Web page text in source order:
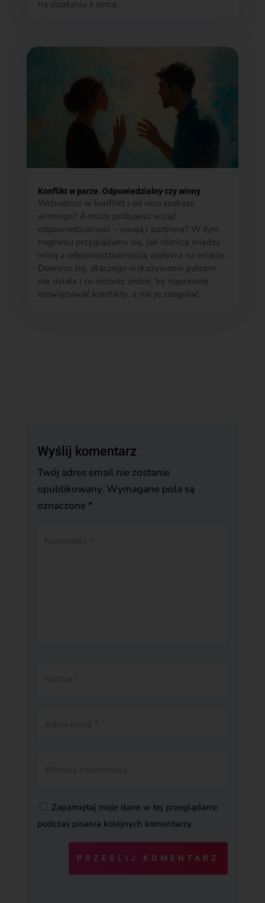
na działaniu z serca.
Konflikt w parze. Odpowiedzialny czy winny
Wchodzisz w konflikt i od razu szukasz
winnego? A może próbujesz wziąć
odpowiedzialność – swoją i partnera? W tym
nagraniu przyglądamy się, jak różnica między
winą a odpowiedzialnością wpływa na relacje.
Dowiesz się, dlaczego wskazywanie palcem
nie działa i co możesz zrobić, by naprawdę
rozwiązywać konflikty, a nie je zaogniać.
Wyślij komentarz
Twój adres email nie zostanie
opublikowany. Wymagane pola są
oznaczone *
Zapamiętaj moje dane w tej przeglądarce
podczas pisania kolejnych komentarzy.
PRZEŚLIJ KOMENTARZ